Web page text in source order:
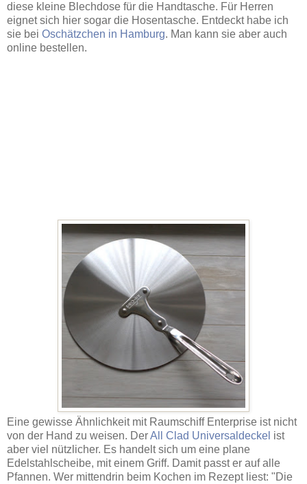
diese kleine Blechdose für die Handtasche. Für Herren
eignet sich hier sogar die Hosentasche. Entdeckt habe ich
sie bei Oschätzchen in Hamburg. Man kann sie aber auch
online bestellen.
Eine gewisse Ähnlichkeit mit Raumschiff Enterprise ist nicht
von der Hand zu weisen. DerAll Clad Universaldeckel ist
aber viel nützlicher. Es handelt sich um eine plane
Edelstahlscheibe, mit einem Griff. Damit passt er auf alle
Pfannen. Wer mittendrin beim Kochen im Rezept liest: "Die